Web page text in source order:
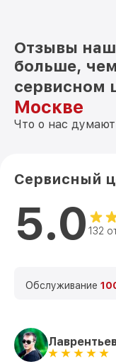
Отзывы
больше,
сервисном
Москве
Что о нас
Сервисный
5.0 132
Обслуживание